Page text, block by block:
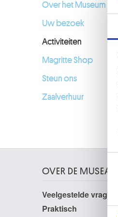
Over het Museum
Uw bezoek
Activiteiten
Magritte Shop
Steun ons
Zaalverhuur
OVER DE MUSEA
Veelgestelde vragen
Praktisch